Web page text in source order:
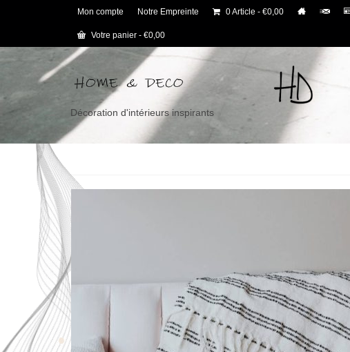
Mon compte Notre Empreinte 0 Article €0,00
Votre panier - €0,00
Décoration d'intérieurs inspirants